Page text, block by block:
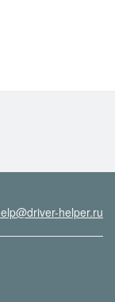
helper.ru